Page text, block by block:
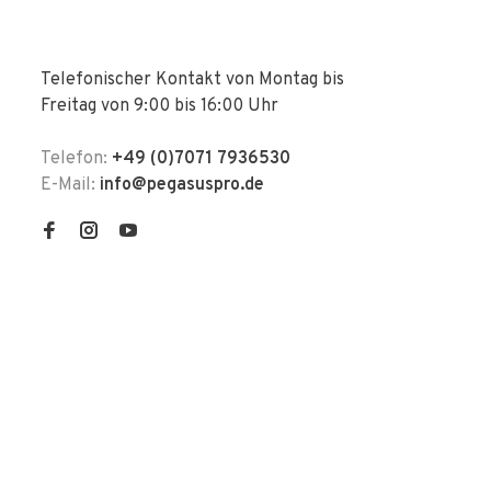
Telefonischer Kontakt von Montag bis
Freitag von 9:00 bis 16:00 Uhr
Telefon: +49 (0)7071 7936530
E-Mail: info@pegasuspro.de